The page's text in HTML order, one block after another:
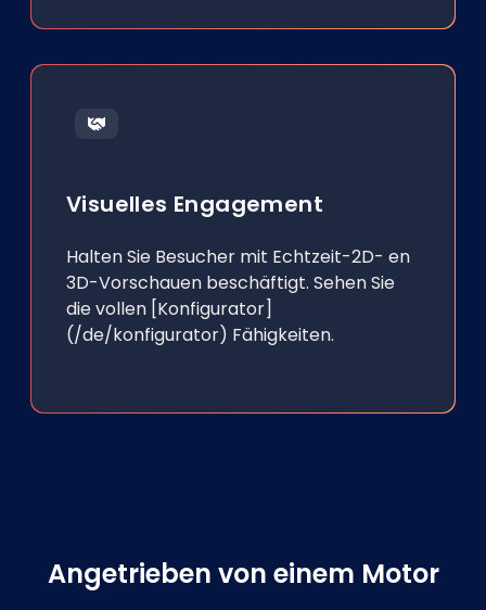
Visuelles Engagement
Halten Sie Besucher mit Echtzeit-2D- en
3D-Vorschauen beschäftigt. Sehen Sie
die vollen [Konfigurator]
(/de/konfigurator) Fähigkeiten.
Angetrieben von einem Motor